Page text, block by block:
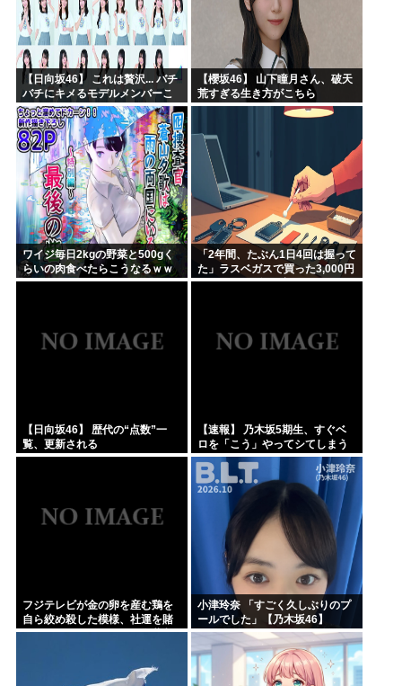
【日向坂46】 これは贅沢... バチ
バチにキメるモデルメンバーこ
ちら
【櫻坂46】 山下瞳月さん、破天
荒すぎる生き方がこちら
ワイジ毎日2kgの野菜と500gく
らいの肉食べたらこうなるｗｗ
ｗ
「2年間、たぶん1日4回は握って
た」ラスベガスで買った3,000円
のキーホルダーを調べたら
【日向坂46】 歴代の“点数”一
覧、更新される
【速報】 乃木坂5期生、すぐベ
ロを「こう」やってシてしまう
ｗｗｗｗｗｗ
フジテレビが金の卵を産む鶏を
自ら絞め殺した模様、社運を賭
けたドル箱コンテンツが御蔵入
小津玲奈 「すごく久しぶりのプ
ールでした」【乃木坂46】